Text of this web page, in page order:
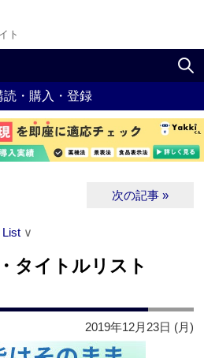
ト
読・購入・登録
次の記事 »
List ∨
タイトルリスト
2019年12月23日 (月)